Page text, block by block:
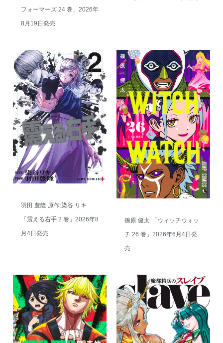
フォーマーズ 24 巻」2026年
8月19日発売
羽田 豊隆 原作:染谷 リキ
「震える右手 2 巻」2026年8
月4日発売
篠原 健太 「ウィッチウォッ
チ 26 巻」2026年6月4日発
売